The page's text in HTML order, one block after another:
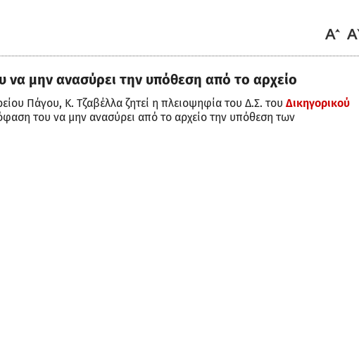
μην ανασύρει την υπόθεση από το αρχείο
Πάγου, Κ. Τζαβέλλα ζητεί η πλειοψηφία του Δ.Σ. του Δικηγορικού
του να μην ανασύρει από το αρχείο την υπόθεση των